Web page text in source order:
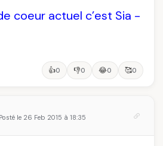
coeur actuel c’est Sia -
👍0 👎0 😂0 🥰0
Posté le 26 Feb 2015 à 18:35